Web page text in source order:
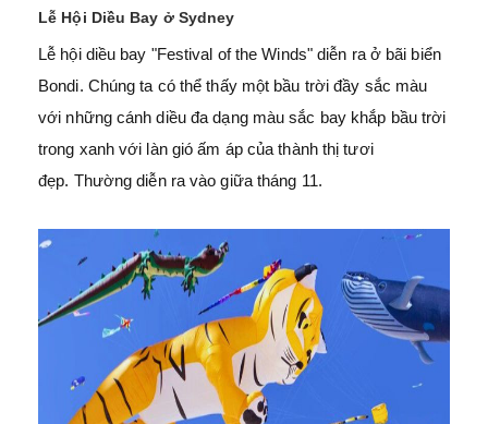
Lễ Hội Diều Bay ở Sydney
Lễ hội diều bay "Festival of the Winds" diễn ra ở bãi biển
Bondi. Chúng ta có thể thấy một bầu trời đầy sắc màu
với những cánh diều đa dạng màu sắc bay khắp bầu trời
trong xanh với làn gió ấm áp của thành thị tươi
đẹp. Thường diễn ra vào giữa tháng 11.